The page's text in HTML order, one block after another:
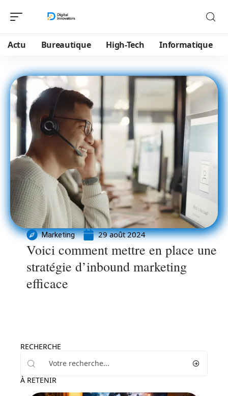
Actu Bureautique High-Tech Informatique
Marketing 29 août 2024
Voici comment mettre en place une
stratégie d’inbound marketing
efficace
RECHERCHE
À RETENIR